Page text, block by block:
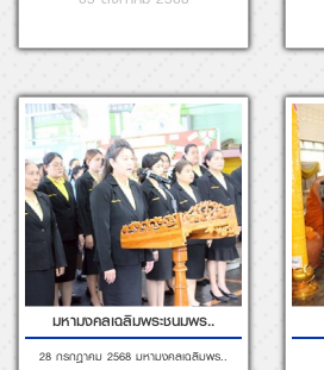
โรงเรียนวุฒินันท์ได้..
01 กรกฎาคม 2568